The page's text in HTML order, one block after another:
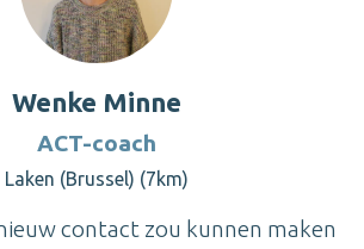
Wenke Minne
ACT-coach
Laken (Brussel) (7km)
contact zou kunnen maken